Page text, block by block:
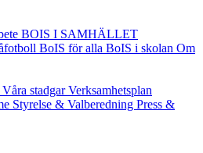
BOIS I SAMHÄLLET
BoIS för alla BoIS i skolan Om
Våra stadgarVerksamhetsplan
Styrelse & Valberedning Press &